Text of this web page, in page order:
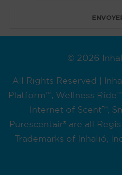
© 2026
All Rights Reserved |
Platform™, Wellness
Internet of Scent™,
Purescentair® are all
Trademarks of Inhalió,